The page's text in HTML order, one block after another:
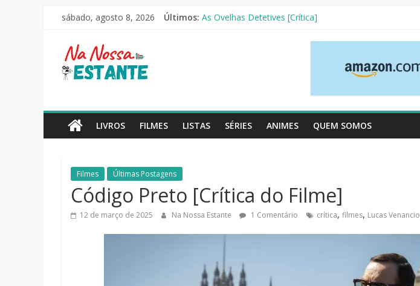
Pular
conteúdo
sábado, agosto 8, 2026 Últimos: O Pistoleiro [Resenha Literária]
Mestres do Universo [Crtítica]
Na
Nossa
Estante
livros,
filmes,
séries
LIVROS FILMES LISTAS SÉRIES ANIMES QUEM SOMOS
Filmes Últimas Postagens
Código Preto [Crítica do Filme]
12 de março de 2025 Na Nossa Estante 1 Comentário crítica, filmes, Lucas Venancio